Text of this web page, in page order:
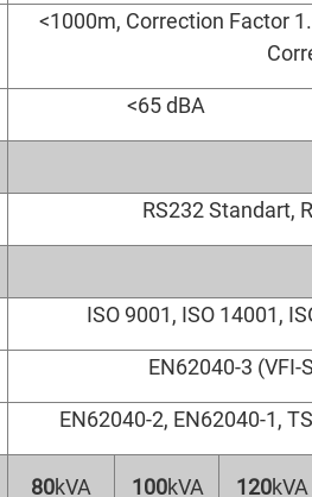
<1000m, Correction Factor
<65 dBA
RS232 Standart,
ISO 9001, ISO 14001,
EN62040-3
EN62040-2, EN62040-1,
80kVA 100kVA 120kVA